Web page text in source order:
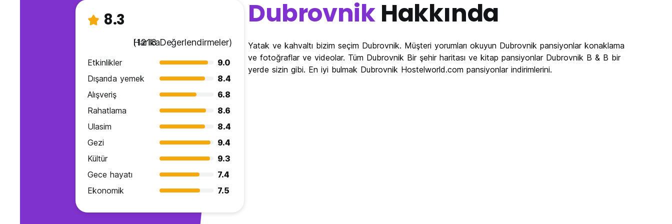
Sayfamızı ziyaret ettiğiniz için teşekkür ederiz ve Dubrovnik'e güvenli bir yolculuk geçirmenizi dileriz! (Auto-translated from original
8.3
Harika
(1218 Değerlendirmeler)
Etkinlikler
9.0
Dışarıda yemek
8.4
Alışveriş
6.8
Rahatlama
8.6
Ulasim
8.4
Gezi
9.4
Kültür
9.3
Gece hayatı
7.4
Ekonomik
7.5
DubrovnikHakkında
Yatak ve kahvaltı bizim seçim Dubrovnik. Müşteri yorumları okuyun Dubrovnik pansiyonlar konaklama
ve fotoğraflar ve videolar. Tüm Dubrovnik Bir şehir haritası ve kitap pansiyonlar Dubrovnik B & B bir
yerde sizin gibi. En iyi bulmak Dubrovnik Hostelworld.com pansiyonlar indirimlerini.